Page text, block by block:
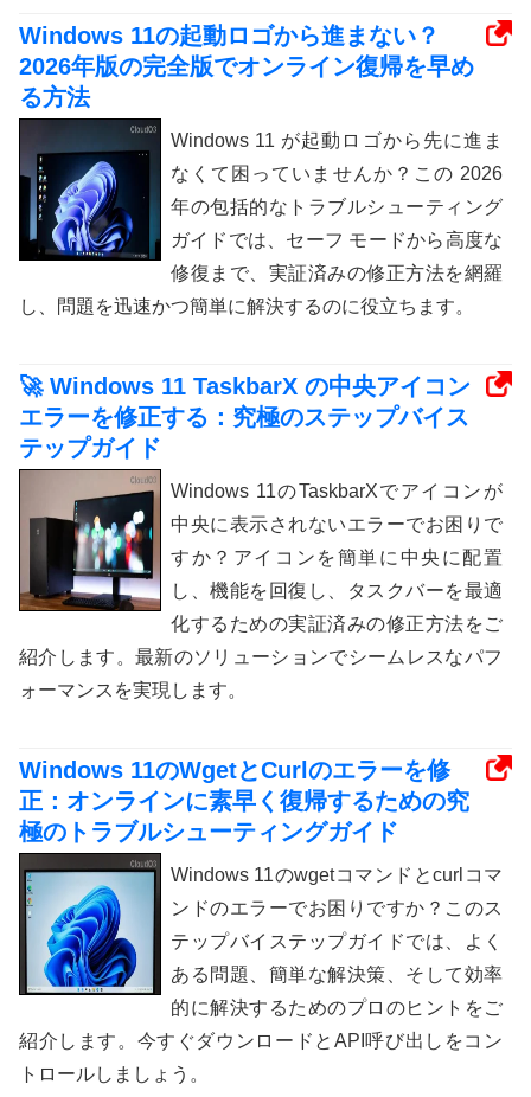
Windows 11の起動ロゴから進まない？
2026年版の完全版でオンライン復帰を早め
る方法
Windows 11 が起動ロゴから先に進ま
なくて困っていませんか？この 2026
年の包括的なトラブルシューティング
ガイドでは、セーフ モードから高度な
修復まで、実証済みの修正方法を網羅
し、問題を迅速かつ簡単に解決するのに役立ちます。
🚀 Windows 11 TaskbarX の中央アイコン
エラーを修正する：究極のステップバイス
テップガイド
Windows 11のTaskbarXでアイコンが
中央に表示されないエラーでお困りで
すか？アイコンを簡単に中央に配置
し、機能を回復し、タスクバーを最適
化するための実証済みの修正方法をご
紹介します。最新のソリューションでシームレスなパフ
ォーマンスを実現します。
Windows 11のWgetとCurlのエラーを修
正：オンラインに素早く復帰するための究
極のトラブルシューティングガイド
Windows 11のwgetコマンドとcurlコマ
ンドのエラーでお困りですか？このス
テップバイステップガイドでは、よく
ある問題、簡単な解決策、そして効率
的に解決するためのプロのヒントをご
紹介します。今すぐダウンロードとAPI呼び出しをコン
トロールしましょう。